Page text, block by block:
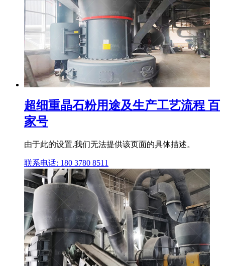
超细重晶石粉用途及生产工艺流程 百
家号
由于此的设置,我们无法提供该页面的具体描述。
联系电话: 180 3780 8511